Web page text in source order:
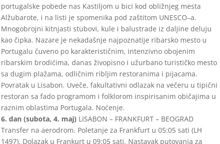
portugalske pobede nas Kastiljom u bici kod obližnjeg mesta
Alžubarote, i na listi je spomenika pod zaštitom UNESCO–a.
Mnogobrojni kitnjasti stubovi, kule i balustrade iz daljine deluju
kao čipka. Nazare je nekadašnje najpoznatije ribarsko mesto u
Portugalu čuveno po karakterističnim, intenzivno obojenim
ribarskim brodićima, danas živopisno i užurbano turističko mesto
sa dugim plažama, odličnim ribljim restoranima i pijacama.
Povratak u Lisabon. Uveče, fakultativni odlazak na večeru u tipični
restoran sa fado programom i folklorom inspirisanim običajima u
raznim oblastima Portugala. Noćenje.
6. dan (subota, 4. maj) LISABON – FRANKFURT – BEOGRAD
Transfer na aerodrom. Poletanje za Frankfurt u 05:05 sati (LH
1497). Dolazak u Frankurt u 09:05 sati. Nastavak putovanja za